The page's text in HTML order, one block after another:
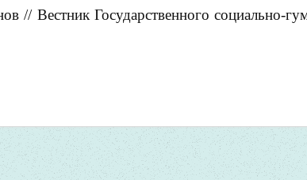
Вестник Государственного социально-